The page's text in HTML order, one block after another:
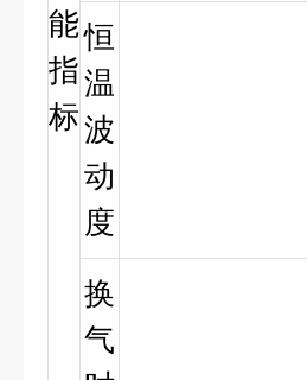
能
指
标
恒
温
波
动
度
换
气